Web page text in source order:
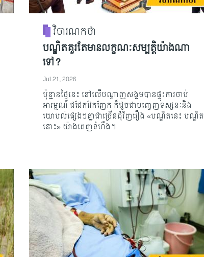
វិចារណកថា
បណ្ឌិតគួរតែមានលក្ខណៈសម្បត្តិយ៉ាងណា
ទៅ?
Jul 21, 2026
ប៉ុន្មានថ្ងៃនេះ នៅលើបណ្តាញសង្គមបានផ្ទុះការចាប់
អារម្មណ៍ ជជែកវែកញែក ក៏ដូចជាបញ្ចេញទស្សនៈនិង
យោបល់ផ្សេងៗគ្នាជាច្រើនជុំវិញរឿង «បណ្ឌិតនេះ បណ្ឌិត
នោះ» យ៉ាងពេញទំហឹង។